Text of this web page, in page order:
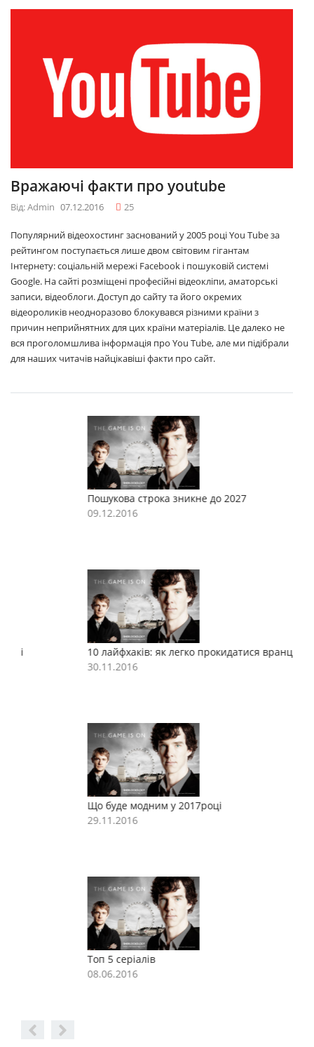
Вражаючі факти про youtube
Від: Admin 07.12.2016 25
Популярний відеохостинг заснований у 2005 році You Tube за
рейтингом поступається лише двом світовим гігантам
Інтернету: соціальній мережі Facebook і пошуковій системі
Google. На сайті розміщені професійні відеокліпи, аматорські
записи, відеоблоги. Доступ до сайту та його окремих
відеороликів неодноразово блокувався різними країни з
причин неприйнятних для цих країни матеріалів. Це далеко не
вся проголомшлива інформація про You Tube, але ми підібрали
для наших читачів найцікавіші факти про сайт.
Пошукова строка зникне до 2027
10 лайфхаків: як легко прокидатися вранці
Що буде модним у 2017році
Топ 5 серіалів